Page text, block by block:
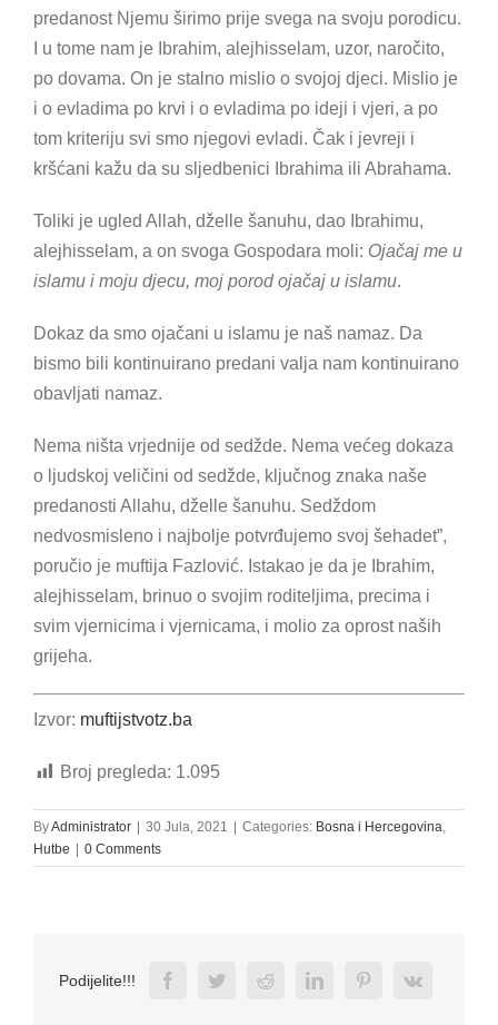
predanost Njemu širimo prije svega na svoju porodicu.
I u tome nam je Ibrahim, alejhisselam, uzor, naročito,
po dovama. On je stalno mislio o svojoj djeci. Mislio je
i o evladima po krvi i o evladima po ideji i vjeri, a po
tom kriteriju svi smo njegovi evladi. Čak i jevreji i
kršćani kažu da su sljedbenici Ibrahima ili Abrahama.
Toliki je ugled Allah, dželle šanuhu, dao Ibrahimu,
alejhisselam, a on svoga Gospodara moli: Ojačaj me u
islamu i moju djecu, moj porod ojačaj u islamu.
Dokaz da smo ojačani u islamu je naš namaz. Da
bismo bili kontinuirano predani valja nam kontinuirano
obavljati namaz.
Nema ništa vrjednije od sedžde. Nema većeg dokaza
o ljudskoj veličini od sedžde, ključnog znaka naše
predanosti Allahu, dželle šanuhu. Sedždom
nedvosmisleno i najbolje potvrđujemo svoj šehadet”,
poručio je muftija Fazlović. Istakao je da je Ibrahim,
alejhisselam, brinuo o svojim roditeljima, precima i
svim vjernicima i vjernicama, i molio za oprost naših
grijeha.
Izvor: muftijstvotz.ba
Broj pregleda: 1.095
ByAdministrator 30 Jula, 2021 Categories: Bosna i Hercegovina,
Hutbe
0 Comments
Podijelite!!! FacebookTwitterRedditLinkedInPinterestVk